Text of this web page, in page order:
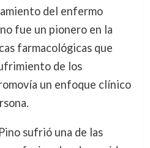
del enfermo
fue un pionero en la
farmacológicas que
de los
un enfoque clínico
sufrió una de las